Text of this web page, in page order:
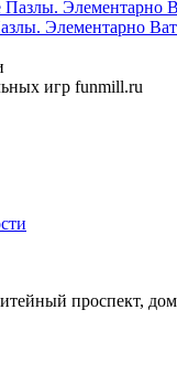
Элементарно
игр funmill.ru
проспект,